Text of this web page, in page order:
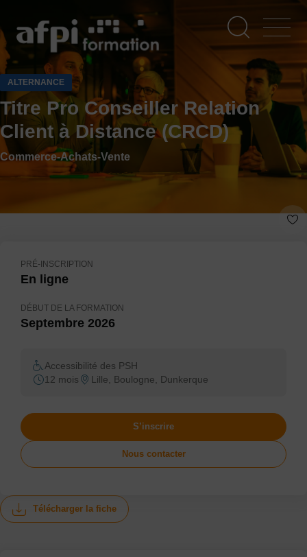
contenu
principal
ALTERNANCE
Titre Pro Conseiller Relation
Client à Distance (CRCD)
Commerce-Achats-Vente
Télécharger la fiche
PRÉ-INSCRIPTION
En ligne
DÉBUT DE LA FORMATION
Septembre 2026
Accessibilité des PSH
12 mois
Lille, Boulogne, Dunkerque
S’inscrire
Nous contacter